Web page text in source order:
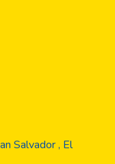
Salvador , El